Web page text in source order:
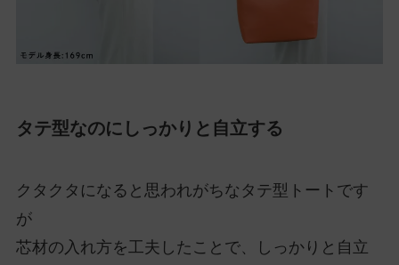
タテ型なのにしっかりと自立する
クタクタになると思われがちなタテ型トートです
が
芯材の入れ方を工夫したことで、しっかりと自立